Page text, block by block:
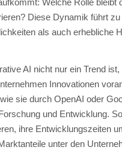
Welche Rolle bleibt
Diese Dynamik führt
als auch erhebliche
AI nicht nur ein Trend
Innovationen
sie durch OpenAI oder
und Entwicklung.
ihre Entwicklungszeiten
unter den